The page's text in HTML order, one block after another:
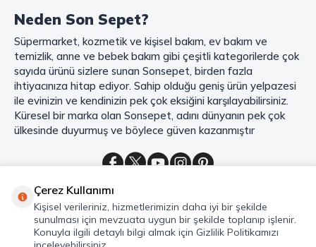
Mahmood Coffee ile Kahve Keyfinizi Sonsepet'te Yaşayın!
Mahmood Coffee markasının eşsiz lezzetleriyle tanışın ve kahve
keyfinizi doruklara çıkarın. Filtre ve çekirdek kahve, kapsül kahve,
granül kahve, gold kahve, klasik kahve ve Türk kahvesi gibi birbirinden
lezzetli seçenekler arasından favorinizi seçin. Eğer pratik ve hızlı bir
kahve arıyorsanız, hazır Türk kahvesi ve cappuccino gibi seçenekler de
sizleri bekliyor. Sıcak çikolata ve kahve kreması ile kahve keyfinize
lezzet katabilirsiniz. Kahve tutkunlarının vazgeçilmezi olan bu ürünler,
keşfedin ve kahve keyfinizi doyasıya yaşayın!
Çayın büyülü dünyasına hoş geldiniz! Sonsepet, çay tutkunlarının
hayallerini süsleyenMahmood Teaçeşitlerini sizlerle buluşturuyor.
Seylan Çayı'nın benzersiz lezzetiyle tanışın ve çay demlemenin tadını
baştan yaşayın. Dökme çayın gizemli aroması ve sallama çayın taze
Neden Son Sepet?
Süpermarket, kozmetik ve kişisel bakım, ev bakım ve
temizlik, anne ve bebek bakım gibi çeşitli kategorilerde çok
sayıda ürünü sizlere sunan Sonsepet, birden fazla
ihtiyacınıza hitap ediyor. Sahip olduğu geniş ürün yelpazesi
ile evinizin ve kendinizin pek çok eksiğini karşılayabilirsiniz.
Küresel bir marka olan Sonsepet, adını dünyanın pek çok
ülkesinde duyurmuş ve böylece güven kazanmıştır
Kategoriler
Hızlı Erişim
Çerez Kullanımı
Kişisel verileriniz, hizmetlerimizin daha iyi bir şekilde
sunulması için mevzuata uygun bir şekilde toplanıp işlenir.
Konuyla ilgili detaylı bilgi almak için Gizlilik Politikamızı